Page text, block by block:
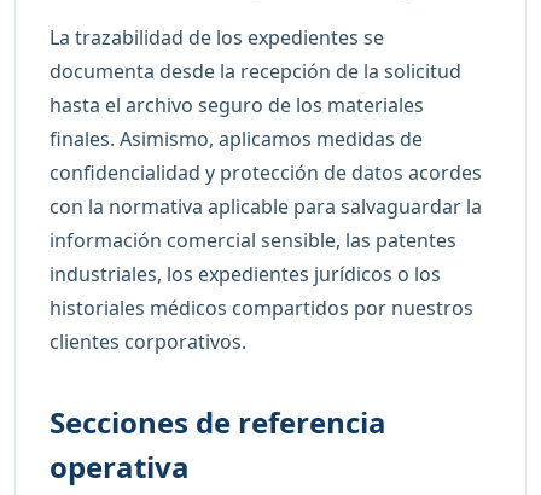
La trazabilidad de los expedientes se
documenta desde la recepción de la solicitud
hasta el archivo seguro de los materiales
finales. Asimismo, aplicamos medidas de
confidencialidad y protección de datos acordes
con la normativa aplicable para salvaguardar la
información comercial sensible, las patentes
industriales, los expedientes jurídicos o los
historiales médicos compartidos por nuestros
clientes corporativos.
Secciones de referencia
operativa